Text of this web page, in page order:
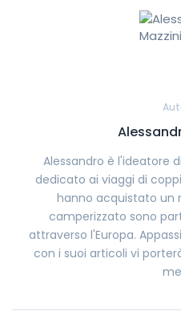
Alessandro è l'ideatore
dedicato ai viaggi di
hanno acquistato un
camperizzato sono
attraverso l'Europa.
con i suoi articoli vi